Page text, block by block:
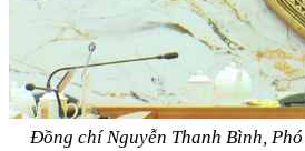
Đồng chí Nguyễn Thanh Bình,